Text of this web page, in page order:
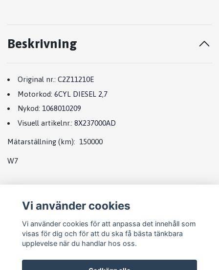
Beskrivning
Original nr.: C2Z11210E
Motorkod: 6CYL DIESEL 2,7
Nykod: 1068010209
Visuell artikelnr.: 8X237000AD
Mätarställning (km): 150000
W7
Vi använder cookies
Vi använder cookies för att anpassa det innehåll som
visas för dig och för att du ska få bästa tänkbara
upplevelse när du handlar hos oss.